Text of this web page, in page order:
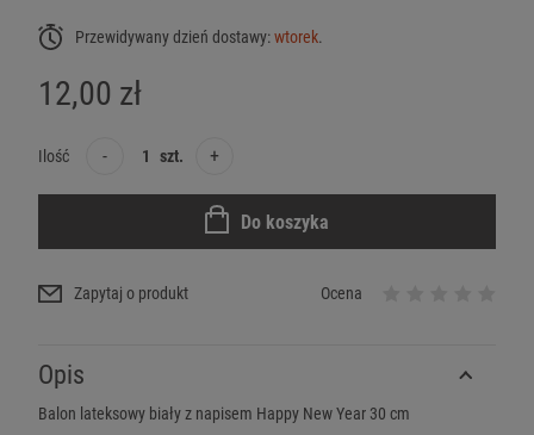
Przewidywany dzień dostawy:wtorek.
12,00 zł
Ilość - szt. +
Do koszyka
Zapytaj o produkt Ocena
Opis
Balon lateksowy biały z napisem Happy New Year 30 cm